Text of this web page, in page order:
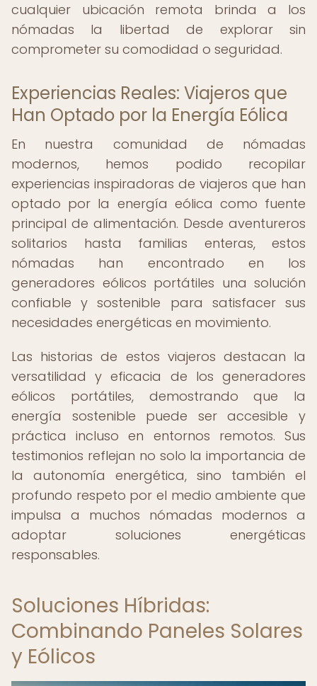
cualquier ubicación remota brinda a los
nómadas la libertad de explorar sin
comprometer su comodidad o seguridad.
Experiencias Reales: Viajeros que
Han Optado por la Energía Eólica
En nuestra comunidad de nómadas
modernos, hemos podido recopilar
experiencias inspiradoras de viajeros que han
optado por la energía eólica como fuente
principal de alimentación. Desde aventureros
solitarios hasta familias enteras, estos
nómadas han encontrado en los
generadores eólicos portátiles una solución
confiable y sostenible para satisfacer sus
necesidades energéticas en movimiento.
Las historias de estos viajeros destacan la
versatilidad y eficacia de los generadores
eólicos portátiles, demostrando que la
energía sostenible puede ser accesible y
práctica incluso en entornos remotos. Sus
testimonios reflejan no solo la importancia de
la autonomía energética, sino también el
profundo respeto por el medio ambiente que
impulsa a muchos nómadas modernos a
adoptar soluciones energéticas
responsables.
Soluciones Híbridas:
Combinando Paneles Solares
y Eólicos